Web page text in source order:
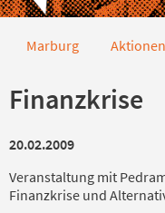
Aktionen 2009
Marburg Aktionen
Finanzkrise
20.02.2009
Veranstaltung mit
Finanzkrise und